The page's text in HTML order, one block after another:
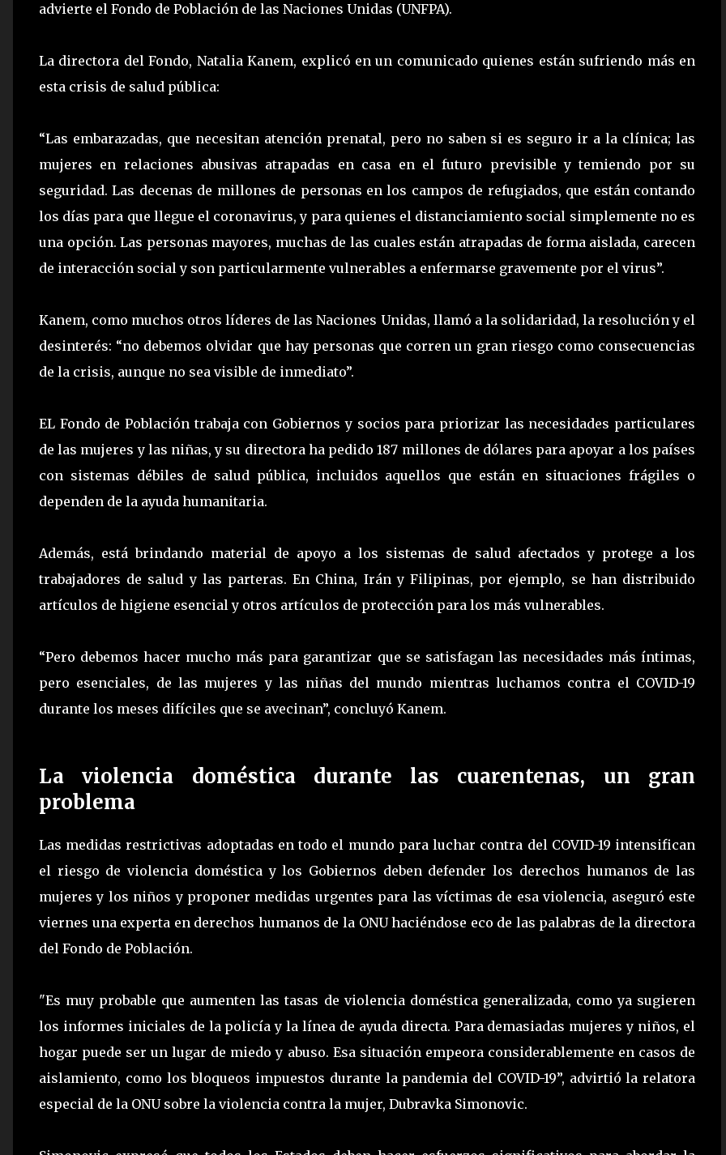
advierte el Fondo de Población de las Naciones Unidas (UNFPA).
La directora del Fondo, Natalia Kanem, explicó en un comunicado quienes están sufriendo más en
esta crisis de salud pública:
“Las embarazadas, que necesitan atención prenatal, pero no saben si es seguro ir a la clínica; las
mujeres en relaciones abusivas atrapadas en casa en el futuro previsible y temiendo por su
seguridad. Las decenas de millones de personas en los campos de refugiados, que están contando
los días para que llegue el coronavirus, y para quienes el distanciamiento social simplemente no es
una opción. Las personas mayores, muchas de las cuales están atrapadas de forma aislada, carecen
de interacción social y son particularmente vulnerables a enfermarse gravemente por el virus”.
Kanem, como muchos otros líderes de las Naciones Unidas, llamó a la solidaridad, la resolución y el
desinterés: “no debemos olvidar que hay personas que corren un gran riesgo como consecuencias
de la crisis, aunque no sea visible de inmediato”.
EL Fondo de Población trabaja con Gobiernos y socios para priorizar las necesidades particulares
de las mujeres y las niñas, y su directora ha pedido 187 millones de dólares para apoyar a los países
con sistemas débiles de salud pública, incluidos aquellos que están en situaciones frágiles o
dependen de la ayuda humanitaria.
Además, está brindando material de apoyo a los sistemas de salud afectados y protege a los
trabajadores de salud y las parteras. En China, Irán y Filipinas, por ejemplo, se han distribuido
artículos de higiene esencial y otros artículos de protección para los más vulnerables.
“Pero debemos hacer mucho más para garantizar que se satisfagan las necesidades más íntimas,
pero esenciales, de las mujeres y las niñas del mundo mientras luchamos contra el COVID-19
durante los meses difíciles que se avecinan”, concluyó Kanem.
La violencia doméstica durante las cuarentenas, un gran
problema
Las medidas restrictivas adoptadas en todo el mundo para luchar contra del COVID-19 intensifican
el riesgo de violencia doméstica y los Gobiernos deben defender los derechos humanos de las
mujeres y los niños y proponer medidas urgentes para las víctimas de esa violencia, aseguró este
viernes una experta en derechos humanos de la ONU haciéndose eco de las palabras de la directora
del Fondo de Población.
"Es muy probable que aumenten las tasas de violencia doméstica generalizada, como ya sugieren
los informes iniciales de la policía y la línea de ayuda directa. Para demasiadas mujeres y niños, el
hogar puede ser un lugar de miedo y abuso. Esa situación empeora considerablemente en casos de
aislamiento, como los bloqueos impuestos durante la pandemia del COVID-19”, advirtió la relatora
especial de la ONU sobre la violencia contra la mujer, Dubravka Simonovic.